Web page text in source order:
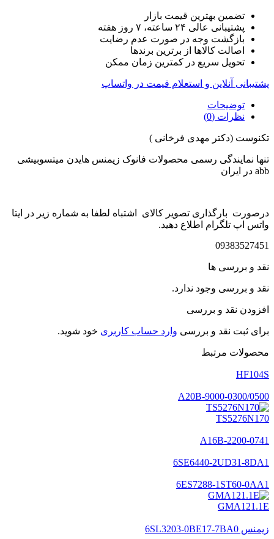
تضمین بهترین قیمت بازار
پشتیبانی عالی ۲۴ ساعته، ۷ روز هفته
بازگشت وجه در صورت عدم رضایت
اصالت کالاها از برترین برندها
تحویل سریع در کمترین زمان ممکن
پشتیبانی آنلاین و استعلام قیمت در واتساپ
توضیحات
نظرات (0)
تکنوست (دکتر مهدی فرخانی )
تنها نمایندگی رسمی محصولات فانوک زیمنس هایدن میتسوبیشی
abb در ایران
درصورت بارگذاری تصویر کالای اشتباه لطفا به شماره زیر در ایتا
واتس اپ تلگرام اطلاع دهید.
09383527451
نقد و بررسی ها
نقد و بررسی وجود ندارد.
افزودن نقد و بررسی
برای ثبت نقد و بررسی وارد حساب کاربری خود شوید.
محصولات مرتبط
HF104S
A20B-9000-0300/0500
TS5276N170
A16B-2200-0741
6SE6440-2UD31-8DA1
6ES7288-1ST60-0AA1
GMA121.1E
زیمنس 6SL3203-0BE17-7BA0